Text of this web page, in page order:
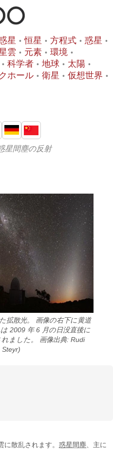
星 恒星 方程式
惑星
雲 元素
環境
科学者 地球
太陽
ホール 衛星
仮想世界
星間塵の反射
拡散光。 画像の右下に黄道
2009 年 6 月の日没直後に
ました。 画像出典: Rudi
に散乱されます。惑星間塵 、主に